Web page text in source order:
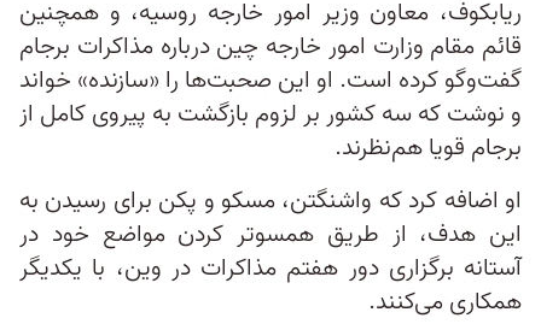
ریابکوف، معاون وزیر امور خارجه روسیه، و همچنین
قائم مقام وزارت امور خارجه چین درباره مذاکرات برجام
گفت‌وگو کرده است. او این صحبت‌ها را «سازنده» خواند
و نوشت که سه کشور بر لزوم بازگشت به پیروی کامل از
برجام قویا هم‌نظرند.
او اضافه کرد که واشنگتن، مسکو و پکن برای رسیدن به
این هدف، از طریق همسوتر کردن مواضع خود در
آستانه برگزاری دور هفتم مذاکرات در وین، با یکدیگر
همکاری می‌کنند.